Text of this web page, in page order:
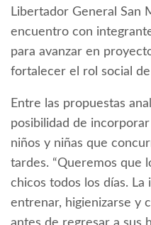
Libertador General San
encuentro con
para avanzar en
fortalecer el rol social
Entre las propuestas
posibilidad de
niños y niñas que
tardes. “Queremos que
chicos todos los días. La
entrenar, higienizarse y